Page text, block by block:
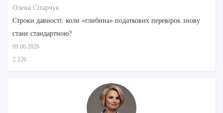
Олена Сітарчук
Строки давності: коли «глибина» податкових перевірок знову
стане стандартною?
09.06.2026
226